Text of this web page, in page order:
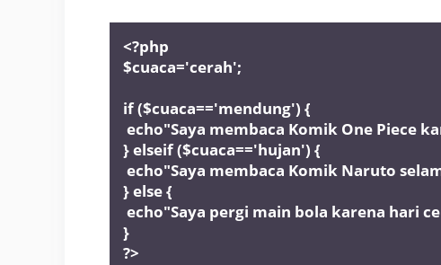
<?php
$cuaca='cerah';
if ($cuaca=='mendung') {
echo"Saya membaca Komik One Piece
} elseif ($cuaca=='hujan') {
echo"Saya membaca Komik Naruto
} else {
echo"Saya pergi main bola karena hari
}
?>